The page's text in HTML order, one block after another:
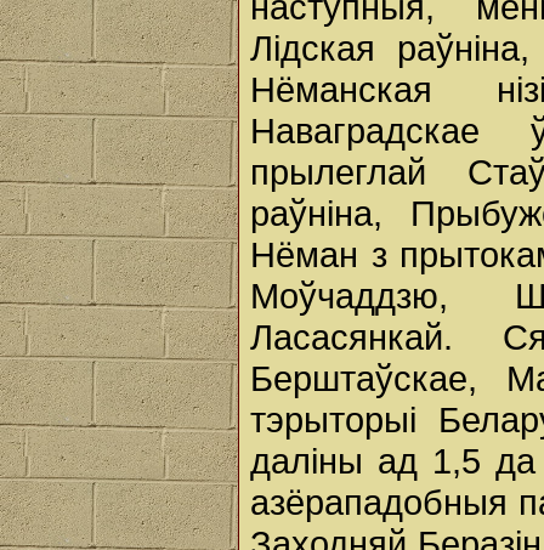
Лідская
Нёманская
прылеглай
раўніна,
Нёман з
Моўчаддзю,
Ласасянкай.
Берштаўскае,
тэрыторыі
даліны ад 1,5
азёрападобныя